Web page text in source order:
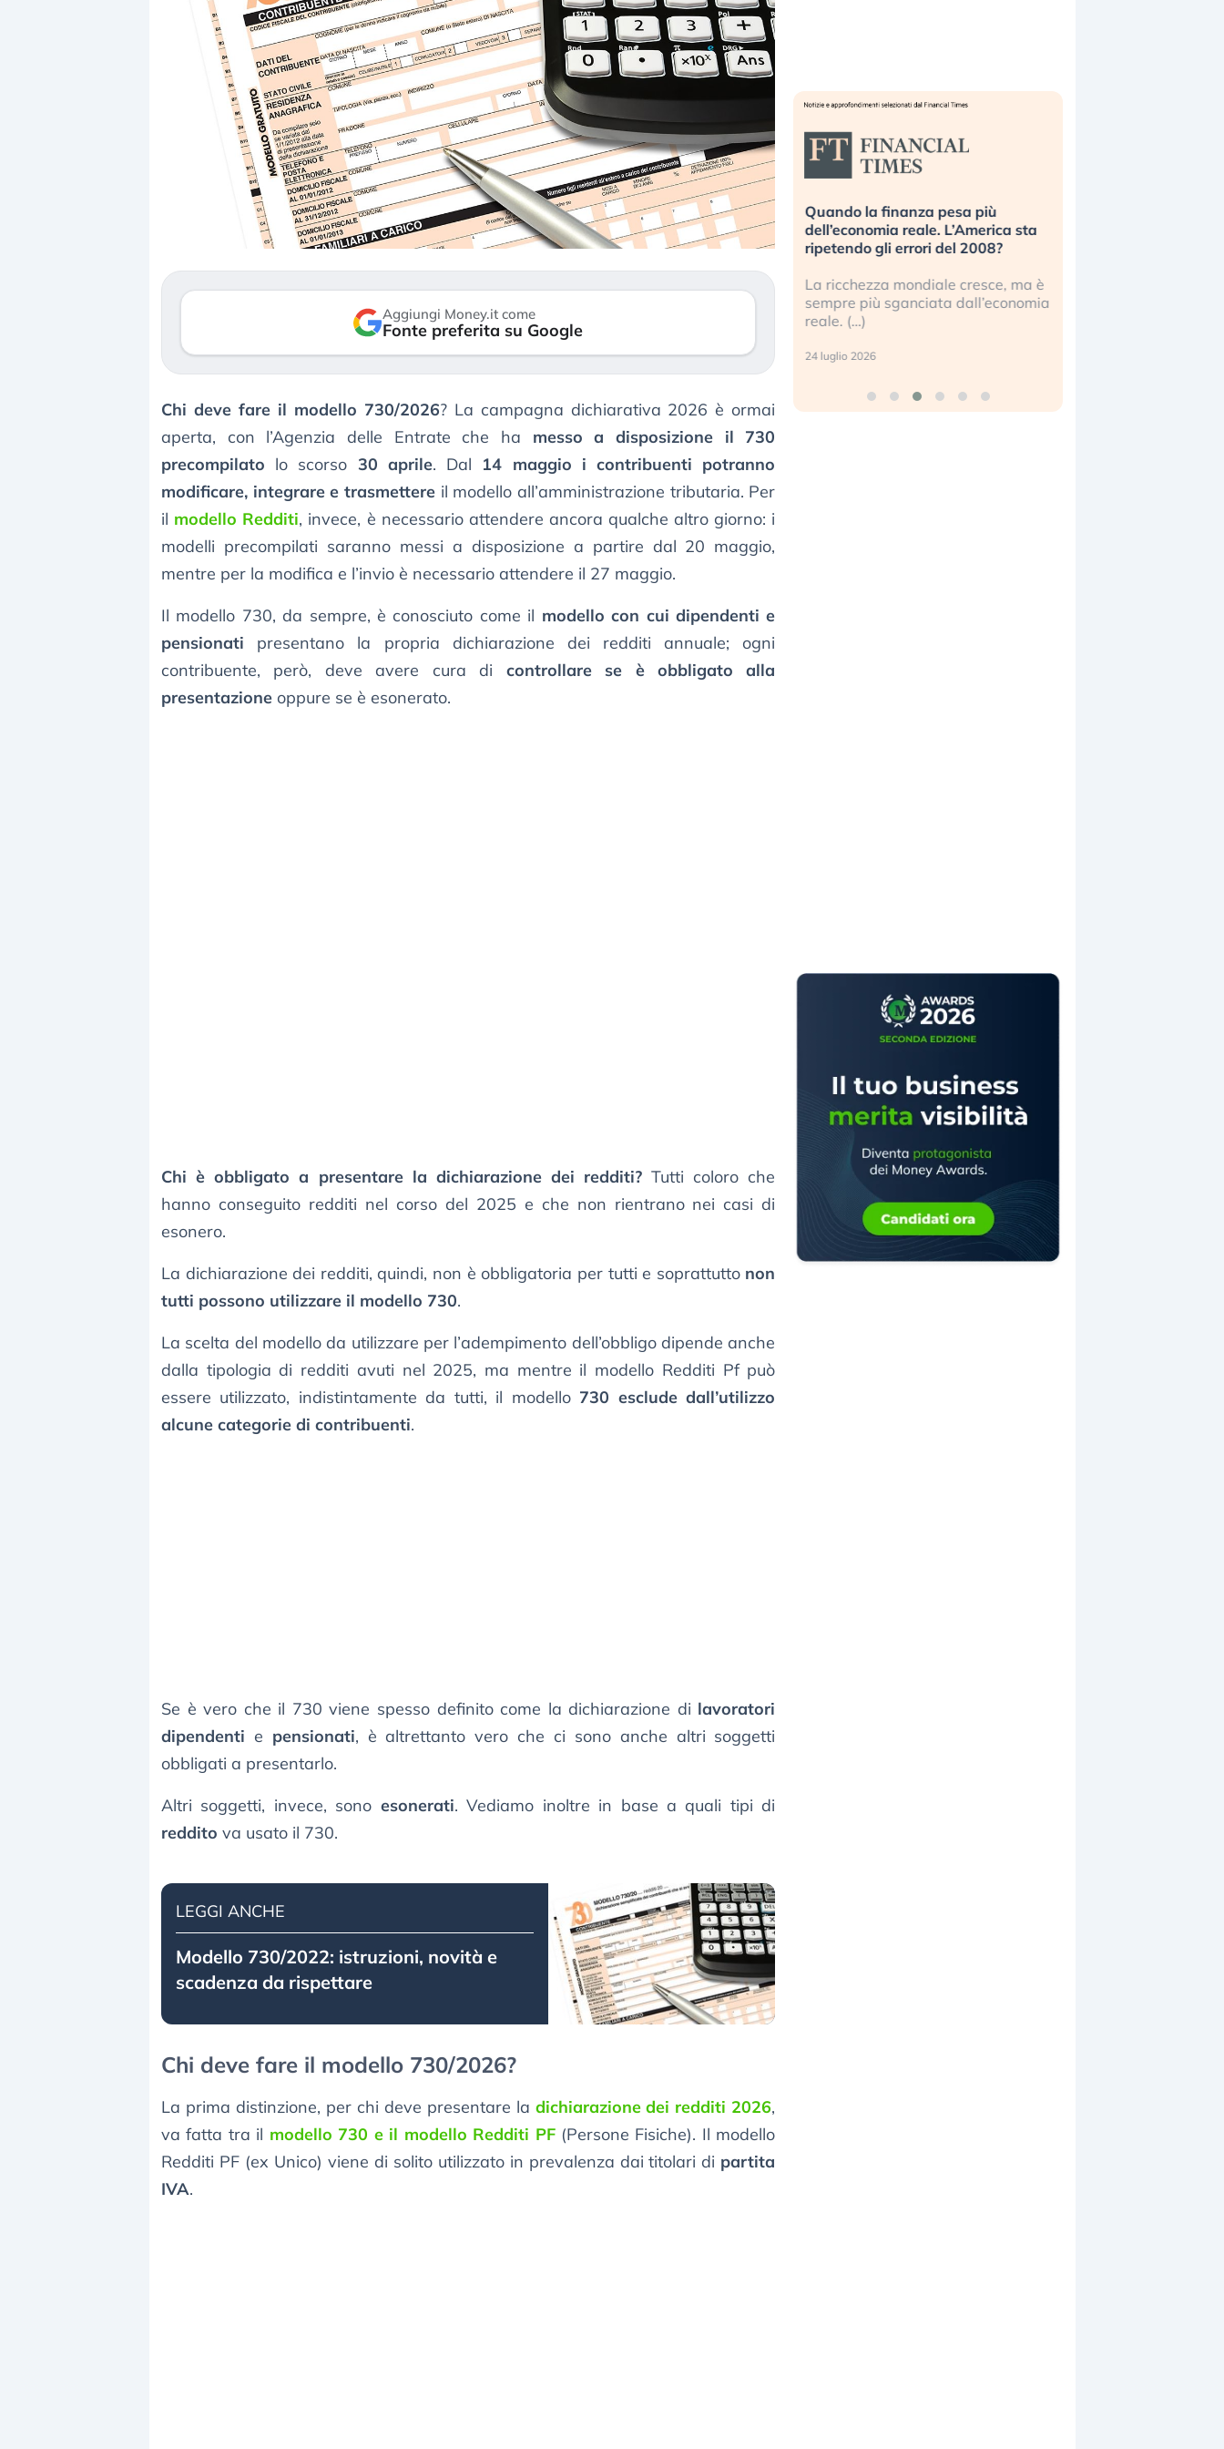
Aggiungi Money.it come
Fonte preferita su Google
Chi deve fare il modello 730/2026? La campagna dichiarativa 2026 è ormai
aperta, con l’Agenzia delle Entrate che ha messo a disposizione il 730
precompilato lo scorso 30 aprile. Dal 14 maggio i contribuenti potranno
modificare, integrare e trasmettere il modello all’amministrazione tributaria. Per
il modello Redditi, invece, è necessario attendere ancora qualche altro giorno: i
modelli precompilati saranno messi a disposizione a partire dal 20 maggio,
mentre per la modifica e l’invio è necessario attendere il 27 maggio.
Il modello 730, da sempre, è conosciuto come il modello con cui dipendenti e
pensionati presentano la propria dichiarazione dei redditi annuale; ogni
contribuente, però, deve avere cura di controllare se è obbligato alla
presentazione oppure se è esonerato.
Chi è obbligato a presentare la dichiarazione dei redditi? Tutti coloro che
hanno conseguito redditi nel corso del 2025 e che non rientrano nei casi di
esonero.
La dichiarazione dei redditi, quindi, non è obbligatoria per tutti e soprattutto non
tutti possono utilizzare il modello 730.
La scelta del modello da utilizzare per l’adempimento dell’obbligo dipende anche
dalla tipologia di redditi avuti nel 2025, ma mentre il modello Redditi Pf può
essere utilizzato, indistintamente da tutti, il modello 730 esclude dall’utilizzo
alcune categorie di contribuenti.
Se è vero che il 730 viene spesso definito come la dichiarazione di lavoratori
dipendenti e pensionati, è altrettanto vero che ci sono anche altri soggetti
obbligati a presentarlo.
Altri soggetti, invece, sono esonerati. Vediamo inoltre in base a quali tipi di
reddito va usato il 730.
LEGGI ANCHE
Modello 730/2022: istruzioni, novità e
scadenza da rispettare
Chi deve fare il modello 730/2026?
La prima distinzione, per chi deve presentare la dichiarazione dei redditi 2026,
va fatta tra il modello 730 e il modello Redditi PF(Persone Fisiche). Il modello
Redditi PF (ex Unico) viene di solito utilizzato in prevalenza dai titolari di partita
IVA.
Dalle valutazioni estreme alla
correzione. Cosa sta guidando il
repricing degli asset?
3 agosto 2026
«La mia vita è rovinata». Investitori
in preda al panico dopo lo scoppio
della bolla AI
Kospi, mentre gli investitori retail (…)
30 luglio 2026
Quando la finanza pesa più
dell’economia reale. L’America sta
ripetendo gli errori del 2008?
La ricchezza mondiale cresce, ma è
sempre più sganciata dall’economia
reale. (…)
24 luglio 2026